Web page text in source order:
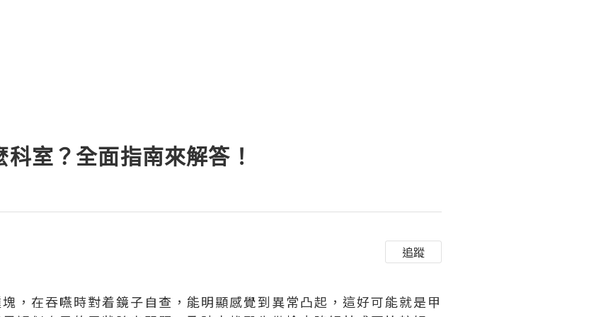
室？全面指南來解答！
追蹤
，在吞嚥時對着鏡子自查，能明顯感覺到異常凸起，這好可能就是甲